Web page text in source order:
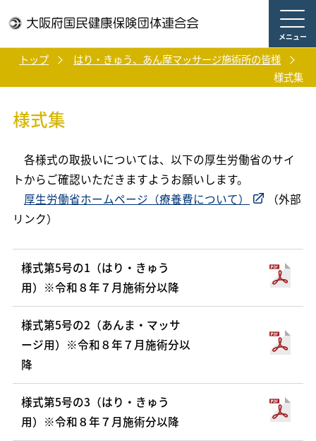
メニュー
トップ
はり・きゅう、あん摩マッサージ施術所の皆様
様式集
様式集
各様式の取扱いについては、以下の厚生労働省のサイ
トからご確認いただきますようお願いします。
厚生労働省ホームページ（療養費について）
（外部
リンク）
様式第5号の1（はり・きゅう
用）※令和８年７月施術分以降
様式第5号の2（あんま・マッサ
ージ用）※令和８年７月施術分以
降
様式第5号の3（はり・きゅう
用）※令和８年７月施術分以降